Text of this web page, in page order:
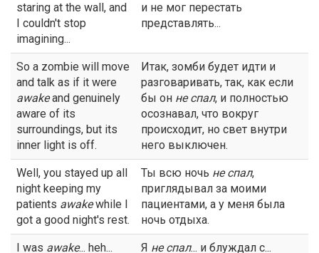
staring at the wall, and
I couldn't stop
imagining...
и не мог перестать
представлять...
So a zombie will move
and talk as if it were
awakeand genuinely
aware of its
surroundings, but its
inner light is off.
Итак, зомби будет идти и
разговаривать, так, как если
бы он не спал, и полностью
осознавал, что вокруг
происходит, но свет внутри
него выключен.
Well, you stayed up all
night keeping my
patients awakewhile I
got a good night's rest.
Ты всю ночь не спал,
приглядывал за моими
пациентами, а у меня была
ночь отдыха.
I was awake... heh...
Я не спал... и блуждал с...